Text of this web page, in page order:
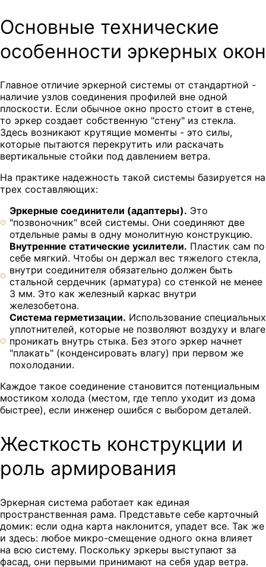
Основные технические
особенности эркерных окон
Главное отличие эркерной системы от стандартной -
наличие узлов соединения профилей вне одной
плоскости. Если обычное окно просто стоит в стене,
то эркер создает собственную "стену" из стекла.
Здесь возникают крутящие моменты - это силы,
которые пытаются перекрутить или раскачать
вертикальные стойки под давлением ветра.
На практике надежность такой системы базируется на
трех составляющих:
Эркерные соединители (адаптеры). Это
"позвоночник" всей системы. Они соединяют две
отдельные рамы в одну монолитную конструкцию.
Внутренние статические усилители. Пластик сам по
себе мягкий. Чтобы он держал вес тяжелого стекла,
внутри соединителя обязательно должен быть
стальной сердечник (арматура) со стенкой не менее
3 мм. Это как железный каркас внутри
железобетона.
Система герметизации. Использование специальных
уплотнителей, которые не позволяют воздуху и влаге
проникать внутрь стыка. Без этого эркер начнет
"плакать" (конденсировать влагу) при первом же
похолодании.
Каждое такое соединение становится потенциальным
мостиком холода (местом, где тепло уходит из дома
быстрее), если инженер ошибся с выбором деталей.
Жесткость конструкции и
роль армирования
Эркерная система работает как единая
пространственная рама. Представьте себе карточный
домик: если одна карта наклонится, упадет все. Так же
и здесь: любое микро-смещение одного окна влияет
на всю систему. Поскольку эркеры выступают за
фасад, они первыми принимают на себя удар ветра.